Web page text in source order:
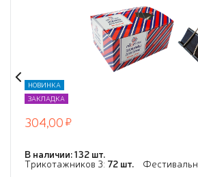
НОВИНКА
ЗАКЛАДКА
304,00
В наличии: 132 шт.
Трикотажников 3: 72 шт.